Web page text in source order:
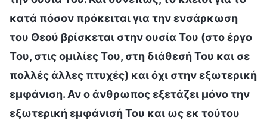
κατά πόσον πρόκειται για την ενσάρκωση
του Θεού βρίσκεται στην ουσία Του (στο έργο
Του, στις ομιλίες Του, στη διάθεσή Του και σε
πολλές άλλες πτυχές) και όχι στην εξωτερική
εμφάνιση. Αν ο άνθρωπος εξετάζει μόνο την
εξωτερική εμφάνισή Του και ως εκ τούτου